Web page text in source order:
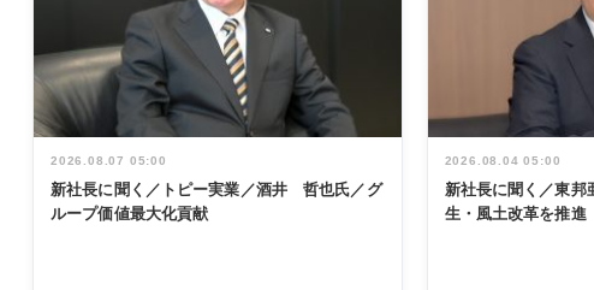
2026.08.07 05:00
新社長に聞く／トピー実業／酒井 哲也氏／グ
ループ価値最大化貢献
2026.08.04 05:00
新社長に聞く／東
生・風土改革を推進